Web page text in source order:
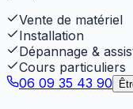
Vente de matériel
Installation
Dépannage &
Cours particuliers
06 09 35 43 90